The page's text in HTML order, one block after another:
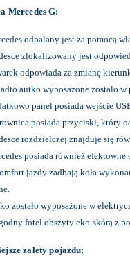
Mercedes G:
odpalany jest za pomocą
zlokalizowany jest
odpowiada za zmianę
autko wyposażone zostało
panel posiada wejście
posiada przyciski, który
rozdzielczej znajduje się
posiada również
jazdy zadbają koła
zostało wyposażone w
fotel obszyty eko-skórą z
zalety pojazdu: